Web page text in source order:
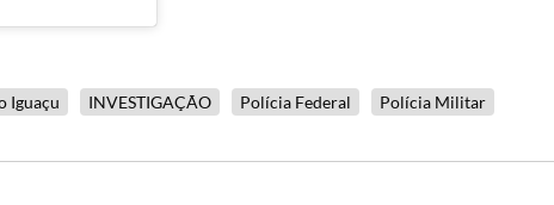
Iguaçu INVESTIGAÇÃO Polícia Federal
Polícia Militar